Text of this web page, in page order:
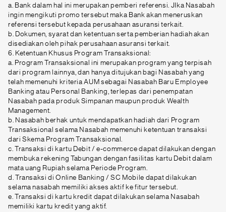
a. Bank dalam hal ini merupakan pemberi referensi. JIka Nasabah
ingin mengikuti promo tersebut maka Bank akan meneruskan
referensi tersebut kepada perusahaan asuransi terkait.
b. Dokumen, syarat dan ketentuan serta pemberian hadiah akan
disediakan oleh pihak perusahaan asuransi terkait.
6. Ketentuan Khusus Program Transaksional:
a. Program Transaksional ini merupakan program yang terpisah
dari program lainnya, dan hanya ditujukan bagi Nasabah yang
telah memenuhi kriteria AUM sebagai Nasabah Baru Employee
Banking atau Personal Banking, terlepas dari penempatan
Nasabah pada produk Simpanan maupun produk Wealth
Management.
b. Nasabah berhak untuk mendapatkan hadiah dari Program
Transaksional selama Nasabah memenuhi ketentuan transaksi
dari Skema Program Transaksional.
c. Transaksi di kartu Debit / e-commerce dapat dilakukan dengan
membuka rekening Tabungan dengan fasilitas kartu Debit dalam
mata uang Rupiah selama Periode Program.
d. Transaksi di Online Banking / SC Mobile dapat dilakukan
selama nasabah memiliki akses aktif ke fitur tersebut.
e. Transaksi di kartu kredit dapat dilakukan selama Nasabah
memiliki kartu kredit yang aktif.